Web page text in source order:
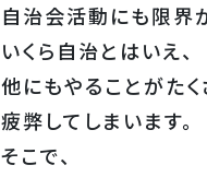
自治会活動にも限界
いくら自治とはいえ、
他にもやることがたく
疲弊してしまいます。
そこで、